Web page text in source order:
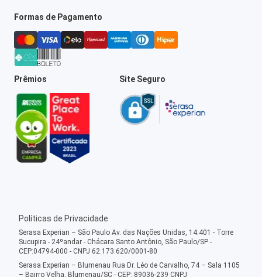
Formas de Pagamento
Prêmios Site Seguro
Políticas de Privacidade
Serasa Experian – São Paulo Av. das Nações Unidas, 14.401 - Torre
Sucupira - 24ºandar - Chácara Santo Antônio, São Paulo/SP -
CEP:04794-000 - CNPJ 62.173.620/0001-80
Serasa Experian – Blumenau Rua Dr. Léo de Carvalho, 74 – Sala 1105
– Bairro Velha, Blumenau/SC - CEP: 89036-239 CNPJ